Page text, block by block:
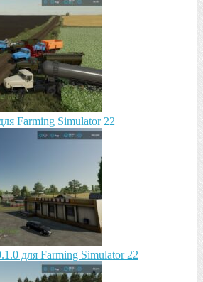
Farming Simulator 22
для Farming Simulator 22